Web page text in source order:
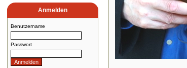
Anmelden
Benutzername
Passwort